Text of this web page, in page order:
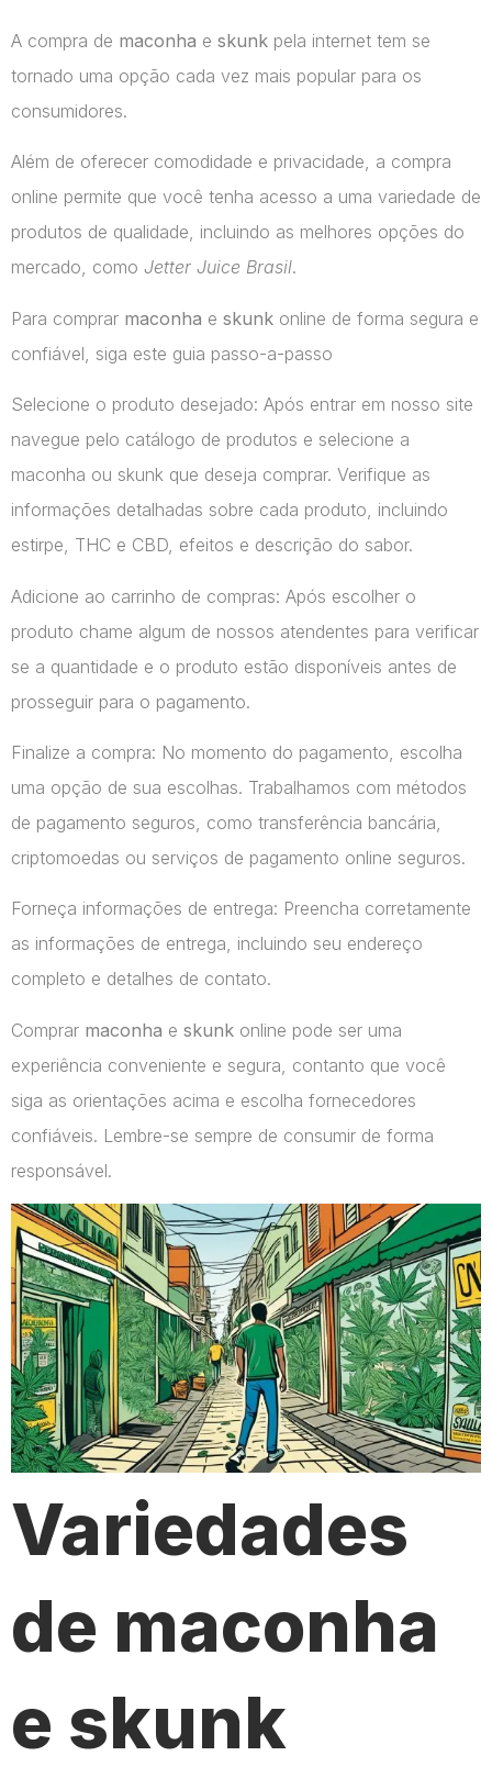
A compra de maconha e skunk pela internet tem se
tornado uma opção cada vez mais popular para os
consumidores.
Além de oferecer comodidade e privacidade, a compra
online permite que você tenha acesso a uma variedade de
produtos de qualidade, incluindo as melhores opções do
mercado, como Jetter Juice Brasil.
Para comprar maconha e skunk online de forma segura e
confiável, siga este guia passo-a-passo
Selecione o produto desejado: Após entrar em nosso site
navegue pelo catálogo de produtos e selecione a
maconha ou skunk que deseja comprar. Verifique as
informações detalhadas sobre cada produto, incluindo
estirpe, THC e CBD, efeitos e descrição do sabor.
Adicione ao carrinho de compras: Após escolher o
produto chame algum de nossos atendentes para verificar
se a quantidade e o produto estão disponíveis antes de
prosseguir para o pagamento.
Finalize a compra: No momento do pagamento, escolha
uma opção de sua escolhas. Trabalhamos com métodos
de pagamento seguros, como transferência bancária,
criptomoedas ou serviços de pagamento online seguros.
Forneça informações de entrega: Preencha corretamente
as informações de entrega, incluindo seu endereço
completo e detalhes de contato.
Comprar maconha e skunk online pode ser uma
experiência conveniente e segura, contanto que você
siga as orientações acima e escolha fornecedores
confiáveis. Lembre-se sempre de consumir de forma
responsável.
Variedades
de maconha
e skunk